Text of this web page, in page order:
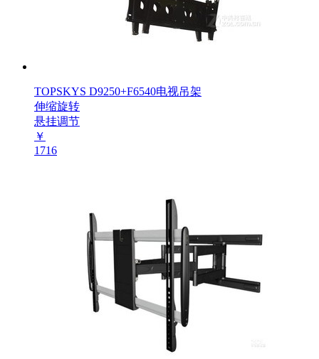
TOPSKYS D9250+F6540电视吊架
伸缩旋转
悬挂调节
￥
1716